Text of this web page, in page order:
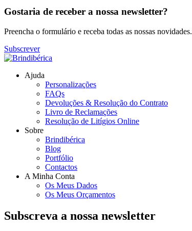
Gostaria de receber a nossa newsletter?
Preencha o formulário e receba todas as nossas novidades.
Subscrever
Ajuda
Personalizações
FAQs
Devoluções & Resolução do Contrato
Livro de Reclamações
Resolução de Litígios Online
Sobre
Brindibérica
Blog
Portfólio
Contactos
A Minha Conta
Os Meus Dados
Os Meus Orçamentos
Subscreva a nossa newsletter